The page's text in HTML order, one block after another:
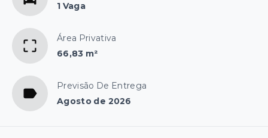
1 Vaga
Área Privativa
66,83 m²
Previsão De Entrega
Agosto de 2026